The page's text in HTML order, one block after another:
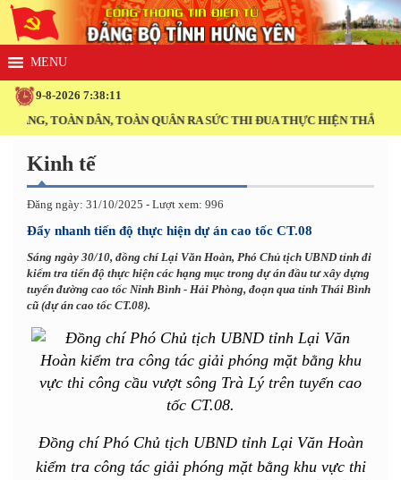
9-8-2026 7:38:11
TOÀN DÂN, TOÀN QUÂN RA SỨC THI ĐUA THỰC HIỆN THẮNG
Kinh tế
Đăng ngày: 31/10/2025 - Lượt xem: 996
Đẩy nhanh tiến độ thực hiện dự án cao tốc CT.08
Sáng ngày 30/10, đồng chí Lại Văn Hoàn, Phó Chủ tịch UBND tỉnh đi
kiểm tra tiến độ thực hiện các hạng mục trong dự án đầu tư xây dựng
tuyến đường cao tốc Ninh Bình - Hải Phòng, đoạn qua tỉnh Thái Bình
cũ (dự án cao tốc CT.08).
Đồng chí Phó Chủ tịch UBND tỉnh Lại Văn Hoàn
kiểm tra công tác giải phóng mặt bằng khu vực thi